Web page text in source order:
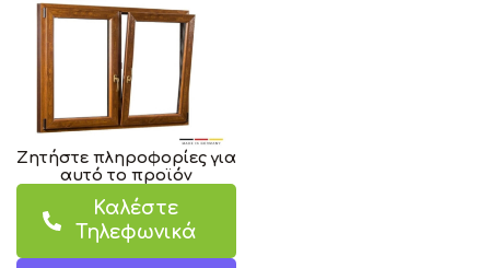
Ζητήστε πληροφορίες για
αυτό το προϊόν
Καλέστε
Τηλεφωνικά